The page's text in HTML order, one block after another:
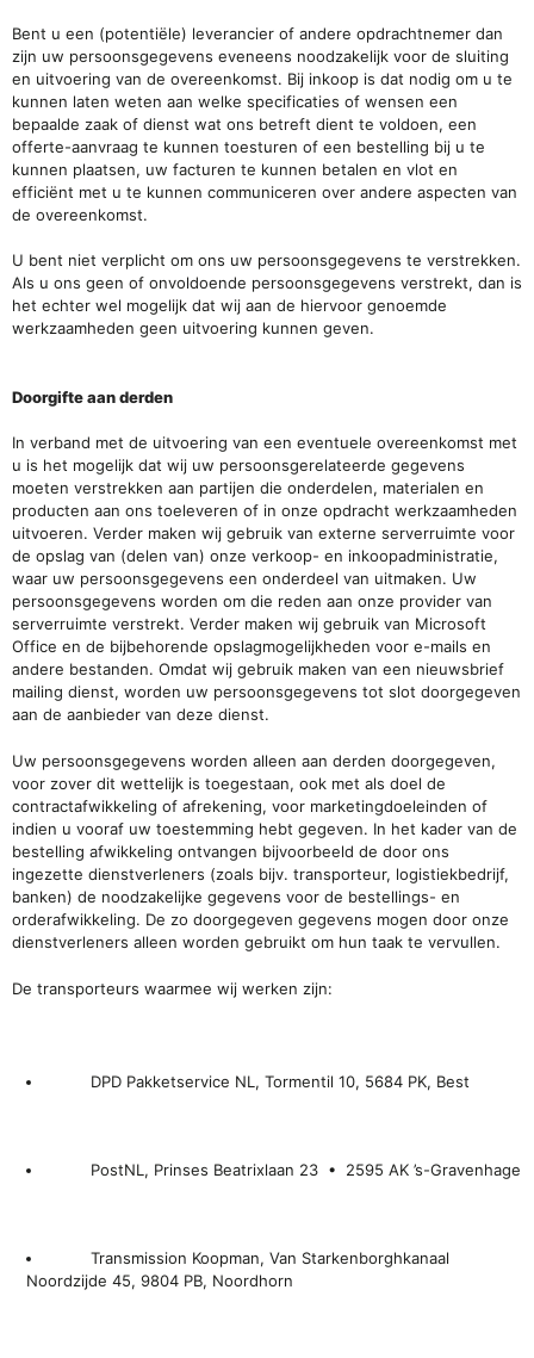
Bent u een (potentiële) leverancier of andere opdrachtnemer dan
zijn uw persoonsgegevens eveneens noodzakelijk voor de sluiting
en uitvoering van de overeenkomst. Bij inkoop is dat nodig om u te
kunnen laten weten aan welke specificaties of wensen een
bepaalde zaak of dienst wat ons betreft dient te voldoen, een
offerte-aanvraag te kunnen toesturen of een bestelling bij u te
kunnen plaatsen, uw facturen te kunnen betalen en vlot en
efficiënt met u te kunnen communiceren over andere aspecten van
de overeenkomst.
U bent niet verplicht om ons uw persoonsgegevens te verstrekken.
Als u ons geen of onvoldoende persoonsgegevens verstrekt, dan is
het echter wel mogelijk dat wij aan de hiervoor genoemde
werkzaamheden geen uitvoering kunnen geven.
Doorgifte aan derden
In verband met de uitvoering van een eventuele overeenkomst met
u is het mogelijk dat wij uw persoonsgerelateerde gegevens
moeten verstrekken aan partijen die onderdelen, materialen en
producten aan ons toeleveren of in onze opdracht werkzaamheden
uitvoeren. Verder maken wij gebruik van externe serverruimte voor
de opslag van (delen van) onze verkoop- en inkoopadministratie,
waar uw persoonsgegevens een onderdeel van uitmaken. Uw
persoonsgegevens worden om die reden aan onze provider van
serverruimte verstrekt. Verder maken wij gebruik van Microsoft
Office en de bijbehorende opslagmogelijkheden voor e-mails en
andere bestanden. Omdat wij gebruik maken van een nieuwsbrief
mailing dienst, worden uw persoonsgegevens tot slot doorgegeven
aan de aanbieder van deze dienst.
Uw persoonsgegevens worden alleen aan derden doorgegeven,
voor zover dit wettelijk is toegestaan, ook met als doel de
contractafwikkeling of afrekening, voor marketingdoeleinden of
indien u vooraf uw toestemming hebt gegeven. In het kader van de
bestelling afwikkeling ontvangen bijvoorbeeld de door ons
ingezette dienstverleners (zoals bijv. transporteur, logistiekbedrijf,
banken) de noodzakelijke gegevens voor de bestellings- en
orderafwikkeling. De zo doorgegeven gegevens mogen door onze
dienstverleners alleen worden gebruikt om hun taak te vervullen.
De transporteurs waarmee wij werken zijn:
DPD Pakketservice NL, Tormentil 10, 5684 PK, Best
PostNL, Prinses Beatrixlaan 23 • 2595 AK ’s-Gravenhage
Transmission Koopman, Van Starkenborghkanaal
Noordzijde 45, 9804 PB, Noordhorn